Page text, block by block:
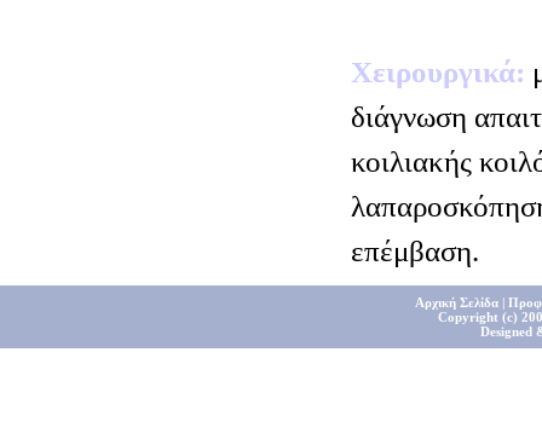
Χειρουργικά:
διάγνωση
κοιλιακής
επέμβαση.
Αρχική Σελίδα|
Copyright (c)
Designed